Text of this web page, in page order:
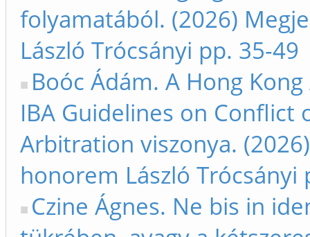
folyamatából. (2026)
László Trócsányi pp. 35-49
Boóc Ádám. A Hong
IBA Guidelines on
Arbitration viszonya.
honorem László Trócsányi
Czine Ágnes. Ne bis in